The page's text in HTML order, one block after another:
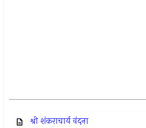
श्री शंकराचार्य वंदना